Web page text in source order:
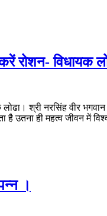
रोशन- विधायक
श्री नरसिंह वीर
है उतना ही महत्व जीवन में
।